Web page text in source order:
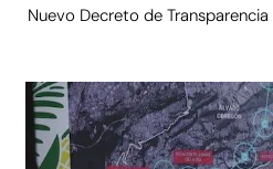
Nuevo Decreto de